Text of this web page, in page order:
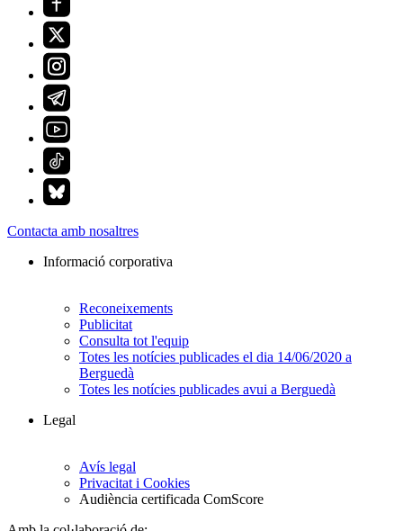
Contacta amb nosaltres
Informació corporativa
Reconeixements
Publicitat
Consulta tot l'equip
Totes les notícies publicades el dia 14/06/2020 a
Berguedà
Totes les notícies publicades avui a Berguedà
Legal
Avís legal
Privacitat i Cookies
Audiència certificada ComScore